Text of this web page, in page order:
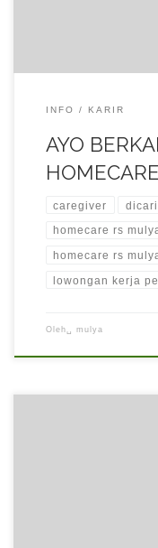
INFO KARIR
AYO
HOMECARE
caregiver
homecare rs
homecare rs
lowongan kerja
Oleh␣ mulya